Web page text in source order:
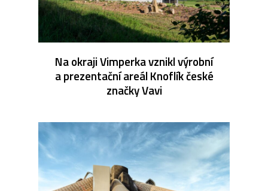
Na okraji Vimperka vznikl výrobní
a prezentační areál Knoflík české
značky Vavi